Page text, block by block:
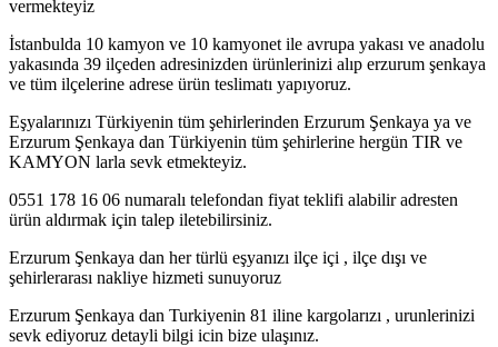
vermekteyiz
İstanbulda 10 kamyon ve 10 kamyonet ile avrupa yakası ve anadolu
yakasında 39 ilçeden adresinizden ürünlerinizi alıp erzurum şenkaya
ve tüm ilçelerine adrese ürün teslimatı yapıyoruz.
Eşyalarınızı Türkiyenin tüm şehirlerinden Erzurum Şenkaya ya ve
Erzurum Şenkaya dan Türkiyenin tüm şehirlerine hergün TIR ve
KAMYON larla sevk etmekteyiz.
0551 178 16 06 numaralı telefondan fiyat teklifi alabilir adresten
ürün aldırmak için talep iletebilirsiniz.
Erzurum Şenkaya dan her türlü eşyanızı ilçe içi , ilçe dışı ve
şehirlerarası nakliye hizmeti sunuyoruz
Erzurum Şenkaya dan Turkiyenin 81 iline kargolarızı , urunlerinizi
sevk ediyoruz detayli bilgi icin bize ulaşınız.